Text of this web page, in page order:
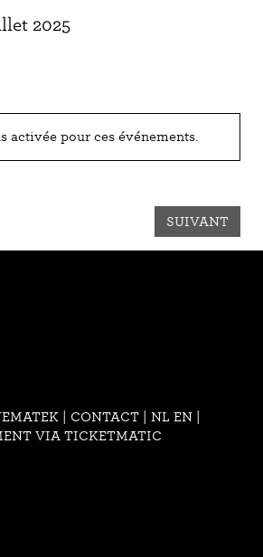
2025
activée pour ces événements.
SUIVANT
| CONTACT| NL EN
VIA TICKETMATIC